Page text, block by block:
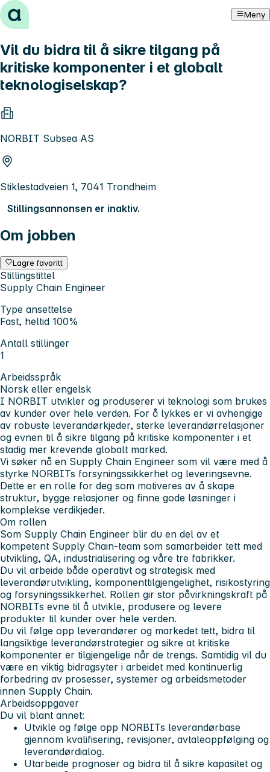
Hopp til innhold Meny
Vil du bidra til å sikre tilgang på
kritiske komponenter i et globalt
teknologiselskap?
NORBIT Subsea AS
Stiklestadveien 1, 7041 Trondheim
Stillingsannonsen er inaktiv.
Om jobben
Lagre favoritt
Stillingstittel
Supply Chain Engineer
Type ansettelse
Fast, heltid 100%
Antall stillinger
1
Arbeidsspråk
Norsk eller engelsk
I NORBIT utvikler og produserer vi teknologi som brukes
av kunder over hele verden. For å lykkes er vi avhengige
av robuste leverandørkjeder, sterke leverandørrelasjoner
og evnen til å sikre tilgang på kritiske komponenter i et
stadig mer krevende globalt marked.
Vi søker nå en Supply Chain Engineer som vil være med å
styrke NORBITs forsyningssikkerhet og leveringsevne.
Dette er en rolle for deg som motiveres av å skape
struktur, bygge relasjoner og finne gode løsninger i
komplekse verdikjeder.
Om rollen
Som Supply Chain Engineer blir du en del av et
kompetent Supply Chain-team som samarbeider tett med
utvikling, QA, industrialisering og våre tre fabrikker.
Du vil arbeide både operativt og strategisk med
leverandørutvikling, komponenttilgjengelighet, risikostyring
og forsyningssikkerhet. Rollen gir stor påvirkningskraft på
NORBITs evne til å utvikle, produsere og levere
produkter til kunder over hele verden.
Du vil følge opp leverandører og markedet tett, bidra til
langsiktige leverandørstrategier og sikre at kritiske
komponenter er tilgjengelige når de trengs. Samtidig vil du
være en viktig bidragsyter i arbeidet med kontinuerlig
forbedring av prosesser, systemer og arbeidsmetoder
innen Supply Chain.
Arbeidsoppgaver
Du vil blant annet:
Utvikle og følge opp NORBITs leverandørbase
gjennom kvalifisering, revisjoner, avtaleoppfølging og
leverandørdialog.
Utarbeide prognoser og bidra til å sikre kapasitet og